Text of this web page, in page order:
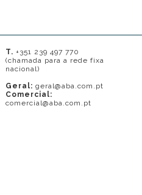
T. +351 239 497 770
(chamada para a rede fixa
nacional)
Geral: geral@aba.com.pt
Comercial:
comercial@aba.com.pt